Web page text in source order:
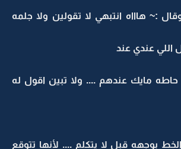
:~ هاااه انتبهي لا تقولين ولا جلمه
اللي عندي عند
مايك عندهم .... ولا تبين اقول له
بوجهه قبل لا يتكلم .... لأنها تتوقع